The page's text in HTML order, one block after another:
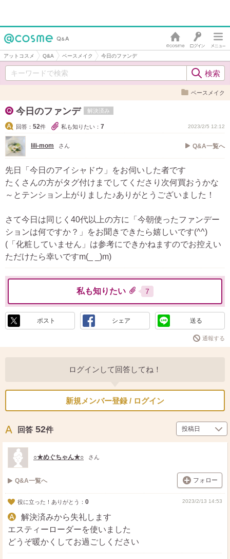
アットコスメ Q&A ベースメイク 今日のファンデ
ベースメイク
今日のファンデ 解決済み
回答： 52件 私も知りたい： 7 2023/2/5 12:12
lili-mom さん Q&A一覧へ
先日「今日のアイシャドウ」をお伺いした者です
たくさんの方がタグ付けまでしてくださり次何買おうかな
～とテンション上がりました♪ありがとうございました！
さて今日は同じく40代以上の方に「今朝使ったファンデー
ションは何ですか？」をお聞きできたら嬉しいです(^^)
(「化粧していません」は参考にできかねますのでお控えい
ただけたら幸いですm(_ _)m)
私も知りたい 7
ポスト シェア 送る
通報する
ログインして回答してね！
新規メンバー登録 / ログイン
回答 52件
○★めぐちゃん★○ さん
Q&A一覧へ フォロー
役に立った！ありがとう： 0 2023/2/13 14:53
解決済みから失礼します
エスティーローダーを使いました
どうぞ暖かくしてお過ごしください